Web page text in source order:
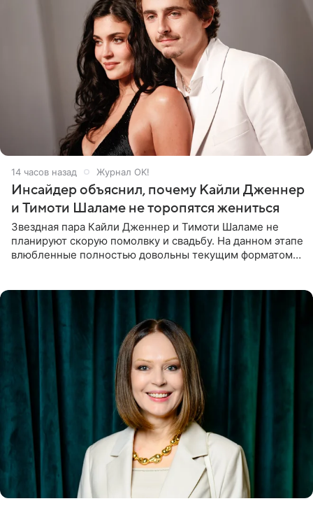
14 часов назад Журнал OK!
Инсайдер объяснил, почему Кайли Дженнер
и Тимоти Шаламе не торопятся жениться
Звездная пара Кайли Дженнер и Тимоти Шаламе не
планируют скорую помолвку и свадьбу. На данном этапе
влюбленные полностью довольны текущим форматом